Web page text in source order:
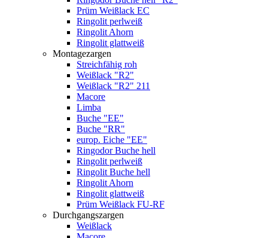
Prüm Weißlack EC
Ringolit perlweiß
Ringolit Ahorn
Ringolit glattweiß
Montagezargen
Streichfähig roh
Weißlack "R2"
Weißlack "R2" 211
Macore
Limba
Buche "EE"
Buche "RR"
europ. Eiche "EE"
Ringodor Buche hell
Ringolit perlweiß
Ringolit Buche hell
Ringolit Ahorn
Ringolit glattweiß
Prüm Weißlack FU-RF
Durchgangszargen
Weißlack